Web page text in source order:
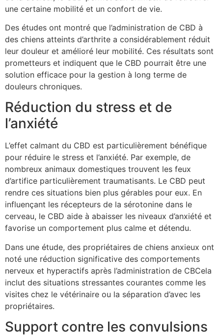
une certaine mobilité et un confort de vie.
Des études ont montré que l’administration de CBD à
des chiens atteints d’arthrite a considérablement réduit
leur douleur et amélioré leur mobilité. Ces résultats sont
prometteurs et indiquent que le CBD pourrait être une
solution efficace pour la gestion à long terme de
douleurs chroniques.
Réduction du stress et de
l’anxiété
L’effet calmant du CBD est particulièrement bénéfique
pour réduire le stress et l’anxiété. Par exemple, de
nombreux animaux domestiques trouvent les feux
d’artifice particulièrement traumatisants. Le CBD peut
rendre ces situations bien plus gérables pour eux. En
influençant les récepteurs de la sérotonine dans le
cerveau, le CBD aide à abaisser les niveaux d’anxiété et
favorise un comportement plus calme et détendu.
Dans une étude, des propriétaires de chiens anxieux ont
noté une réduction significative des comportements
nerveux et hyperactifs après l’administration de CBCela
inclut des situations stressantes courantes comme les
visites chez le vétérinaire ou la séparation d’avec les
propriétaires.
Support contre les convulsions